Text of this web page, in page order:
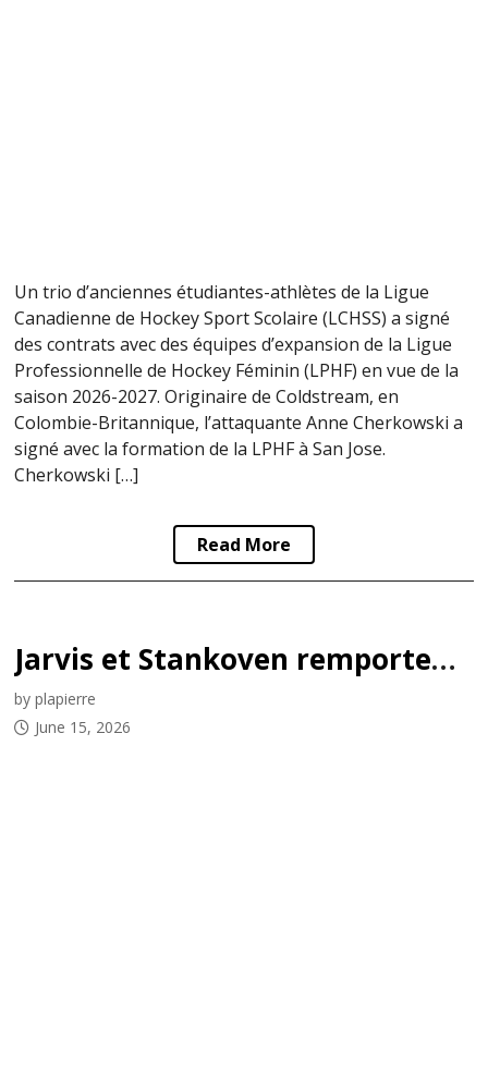
Un trio d’anciennes étudiantes-athlètes de la Ligue
Canadienne de Hockey Sport Scolaire (LCHSS) a signé
des contrats avec des équipes d’expansion de la Ligue
Professionnelle de Hockey Féminin (LPHF) en vue de la
saison 2026-2027. Originaire de Coldstream, en
Colombie-Britannique, l’attaquante Anne Cherkowski a
signé avec la formation de la LPHF à San Jose.
Cherkowski […]
Read More
Jarvis et Stankoven remportent la Coupe Stanley
by plapierre
June 15, 2026